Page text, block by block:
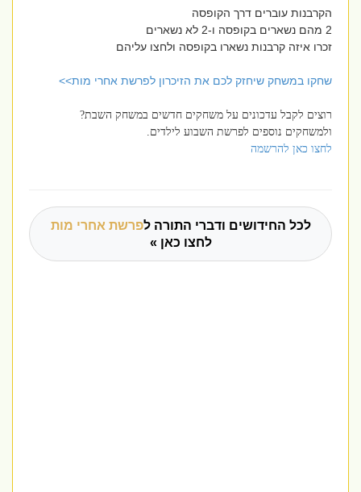
הקרבנות עוברים דרך הקופסה
זכרו איזה קרבנות נשארו בקופסה ולחצו עליהם
שחקו במשחק שיחזק לכם את הזיכרון לפרשת אחרי מות>>
רוצים לקבל עדכונים על משחקים חדשים במשחק השבת?
ולמשחקים נוספים לפרשת השבוע לילדים.
לחצו כאן להרשמה
לכל החידושים ודברי התורה לפרשת אחרי מות
לחצו כאן »